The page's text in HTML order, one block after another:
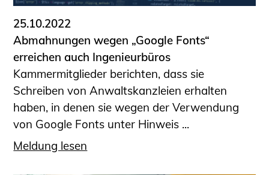
25.10.2022
Abmahnungen wegen „Google Fonts“
erreichen auch Ingenieurbüros
Kammermitglieder berichten, dass sie
Schreiben von Anwaltskanzleien erhalten
haben, in denen sie wegen der Verwendung
von Google Fonts unter Hinweis ...
Meldung lesen